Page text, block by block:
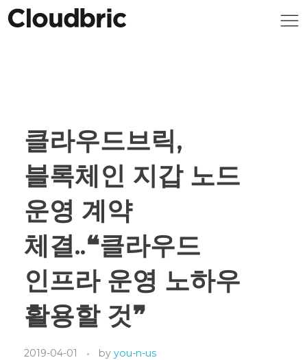
클라우드브릭,
블록체인 지갑 노드
운영 계약
체결..❝클라우드
인프라 운영 노하우
활용할 것❞
2019-04-01 by you-n-us